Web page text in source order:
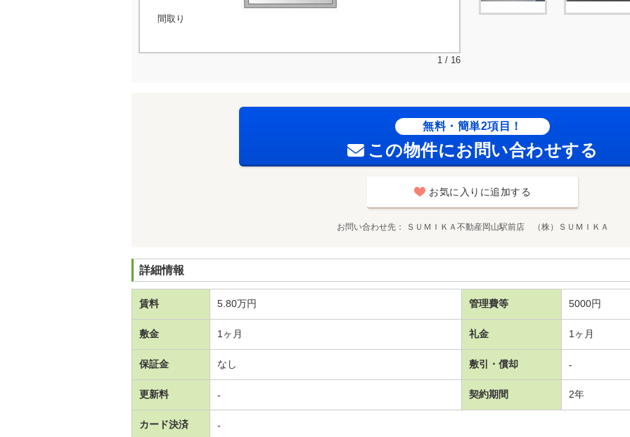
間取り
1 / 16
無料・簡単2項目！
この物件にお問い合わせする
お気に入りに追加する
お問い合わせ先 ＳＵＭＩＫＡ不動産岡山駅前店 （株）ＳＵＭＩＫＡ
詳細情報
賃料 5.80万円 管理費等 5000円
敷金 1ヶ月 礼金 1ヶ月
保証金 なし 敷引・償却 -
更新料 - 契約期間 2年
カード決済 -